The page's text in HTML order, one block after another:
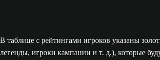
В таблице с рейтингами игроков указаны
легенды, игроки кампании и т. д.), которые